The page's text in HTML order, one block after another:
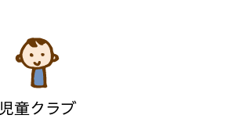
児童クラブ